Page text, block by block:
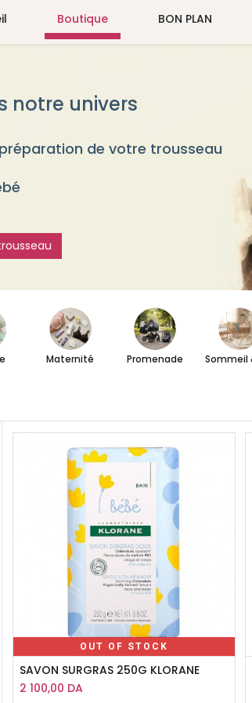
Boutique BON PLAN
notre univers
de votre trousseau
Maternité Promenade
OUT OF STOCK
SAVON SURGRAS 250G KLORANE
2 100,00 DA